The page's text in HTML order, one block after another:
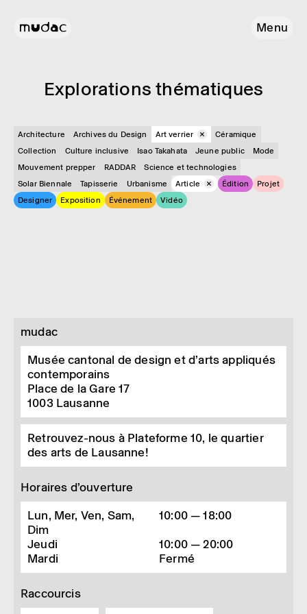
Menu
Explo­ra­tions théma­tiques
Architecture Archives du Design Art verrier
Céramique
Collection
Culture inclusive Isao Takahata Jeune public
Mode
Mouvement prepper
RADDAR
Science et technologies
Solar Biennale
Tapisserie Urbanisme Article Édition
Projet
Designer
Exposition Événement Vidéo
mudac
Musée cantonal de design et d’arts appliqués
contemporains
Place de la Gare 17
1003 Lausanne
Retrouvez-nous à Plateforme 10, le quartier
des arts de Lausanne!
Horaires d’ouverture
Lun, Mer, Ven, Sam,
Dim
10:00 — 18:00
Jeudi
10:00 — 20:00
Mardi
Fermé
Raccourcis